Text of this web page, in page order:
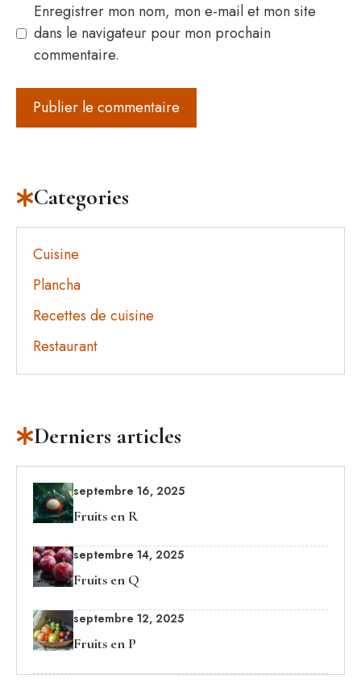
Enregistrer mon nom, mon e-mail et mon site
dans le navigateur pour mon prochain
commentaire.
Categories
Cuisine
Plancha
Recettes de cuisine
Restaurant
Derniers articles
septembre 16, 2025
Fruits en R
septembre 14, 2025
Fruits en Q
septembre 12, 2025
Fruits en P